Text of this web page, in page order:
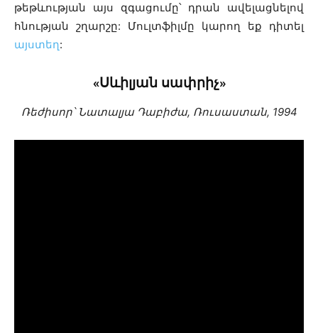
թեթևության այս զգացումը՝ դրան ավելացնելով
հնության շղարշը: Մուլտֆիլմը կարող եք դիտել
այստեղ:
«Սևիլյան սափրիչ»
Ռեժիսոր՝ Նատալյա Դաբիժա, Ռուսաստան, 1994